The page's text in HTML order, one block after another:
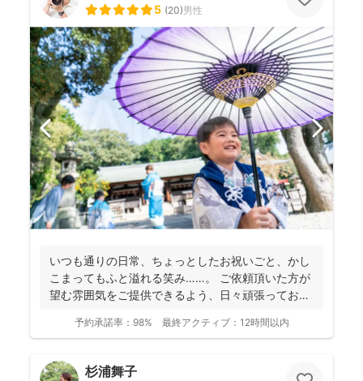
5 (20)男性
いつも通りの日常、ちょっとしたお祝いごと、かし
こまってもふと溢れる笑み……。 ご依頼頂いた方が
望む雰囲気をご提供できるよう、日々頑張っており
予約承諾率： 98% 最終アクティブ： 12時間以内
杉浦舞子